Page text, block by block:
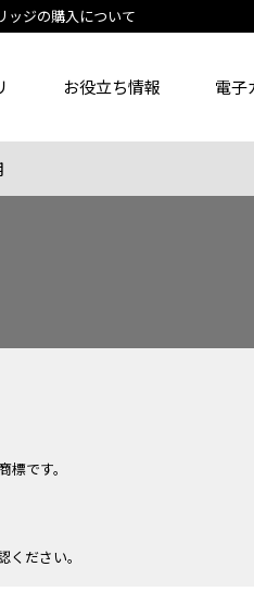
お役立ち情報 電子
ッジの購入について
です。
ください。